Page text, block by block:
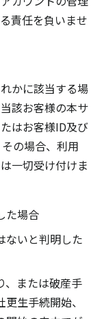
責任を負いませ
かに該当する場
該お客様の本サ
はお客様ID及び
の場合、利用
一切受け付けま
た場合
ないと判明した
、または破産手
生手続開始、